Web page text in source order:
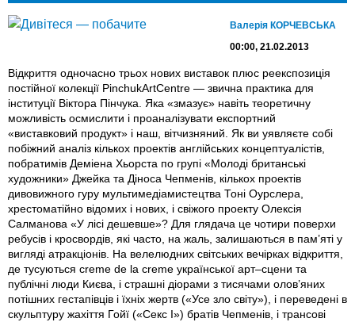
Валерія КОРЧЕВСЬКА
00:00, 21.02.2013
Відкриття одночасно трьох нових виставок плюс реекспозиція
постійної колекції PinchukArtCentre — звична практика для
інституції Віктора Пінчука. Яка «змазує» навіть теоретичну
можливість осмислити і проаналізувати експортний
«виставковий продукт» і наш, вітчизняний. Як ви уявляєте собі
побіжний аналіз кількох проектів англійських концептуалістів,
побратимів Деміена Хьорста по групі «Молоді британські
художники» Джейка та Діноса Чепменів, кількох проектів
дивовижного гуру мультимедіамистецтва Тоні Оурслера,
хрестоматійно відомих і нових, і свіжого проекту Олексія
Салманова «У лісі дешевше»? Для глядача це чотири поверхи
ребусів і кросвордів, які часто, на жаль, залишаються в пам’яті у
вигляді атракціонів. На велелюдних світських вечірках відкриття,
де тусуються creme de la creme української арт–сцени та
публічні люди Києва, і страшні діорами з тисячами олов’яних
потішних гестапівців і їхніх жертв («Усе зло світу»), і переведені в
скульптуру жахіття Гойї («Секс І») братів Чепменів, і трансові